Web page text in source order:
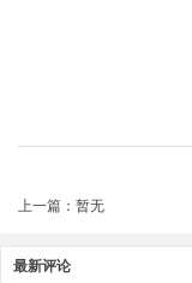
上一篇：暂无
最新评论